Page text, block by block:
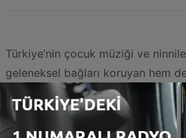
Türkiye’nin çocuk müziği ve
geleneksel bağları koruyan hem
prodüksiyonlarla zenginleşen
Güncel radyo listelerini
uyku öncesi bir yardımcı değil,